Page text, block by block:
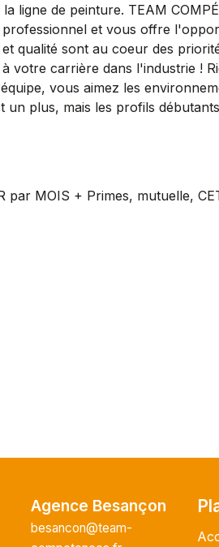
ligne de peinture. TEAM
et vous offre
qualité sont au coeur des
votre carrière dans l'industrie !
vous aimez les
un plus, mais les profils
par MOIS + Primes, mutuelle,
Agence Besançon
besancon@team-